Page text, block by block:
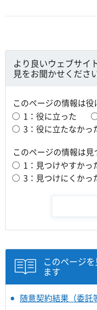
より良いウェブサイ
見をお聞かせくださ
このページの情報は役
1：役に立った
3：役に立たなかっ
このページの情報は
1：見つけやすかっ
3：見つけにくかっ
このページ
ます
随意契約結果（委託